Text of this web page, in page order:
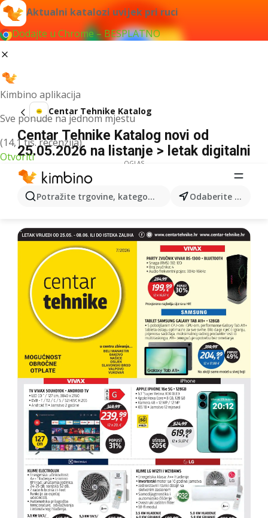
Aktualni katalozi uvijek pri ruci
Dodajte u Chrome – BESPLATNO
Kimbino aplikacija
Sve ponude na jednom mjestu
(14,1 tis. recenzija)
Otvoriti
Potražite trgovine, kategorije, proizvode... Odaberite grad
Centar Tehnike Katalog
Centar Tehnike Katalog novi od
25.05.2026 na listanje > letak digitalni
OGLAS